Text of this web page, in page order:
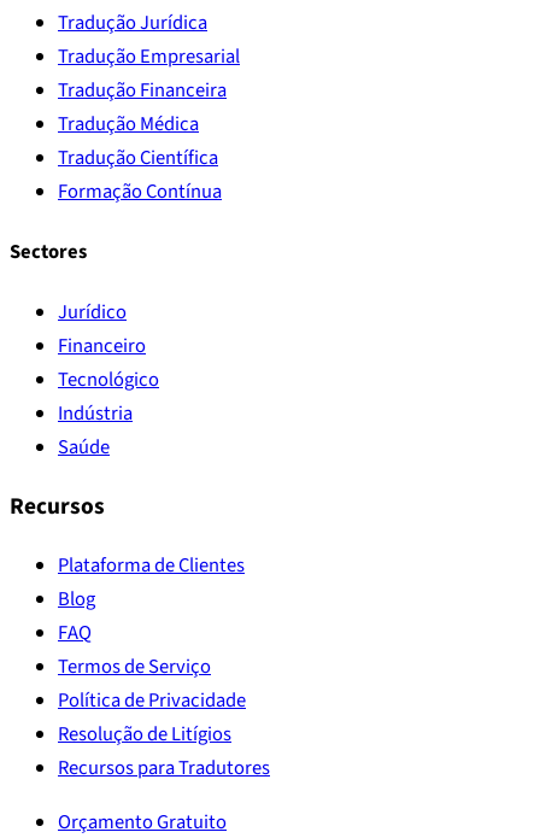
Tradução Jurídica
Tradução Empresarial
Tradução Financeira
Tradução Médica
Tradução Científica
Formação Contínua
Sectores
Jurídico
Financeiro
Tecnológico
Indústria
Saúde
Recursos
Plataforma de Clientes
Blog
FAQ
Termos de Serviço
Política de Privacidade
Resolução de Litígios
Recursos para Tradutores
Orçamento Gratuito